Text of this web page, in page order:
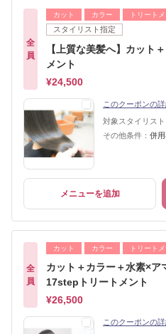
全
員
カット カラー トリート
スタイリスト指定
【上質な美髪へ】カット
メント
¥24,500
このクーポンの
対象スタイリスト
その他条件： 併
メニューを追加
全
員
カット カラー トリート
カット＋カラー＋水素×ア
17stepトリートメント
¥26,500
このクーポンの